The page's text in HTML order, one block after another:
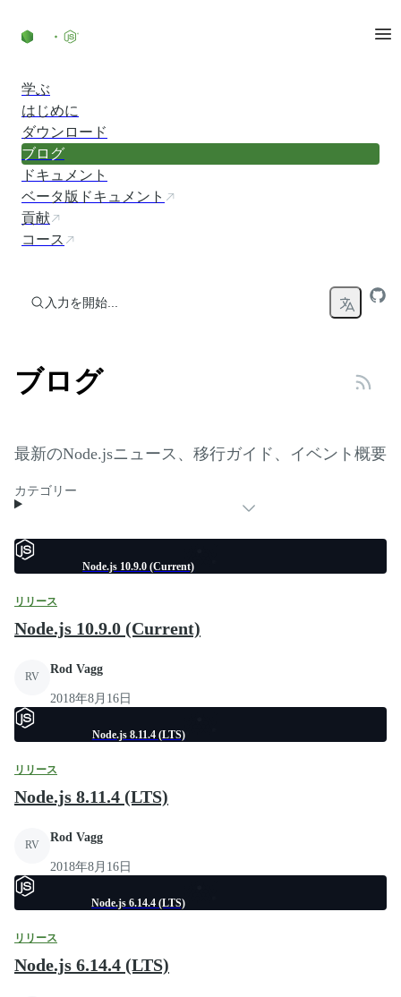
学ぶ
はじめに
ダウンロード
ブログ
ドキュメント
ベータ版ドキュメント
貢献
コース
入力を開始...
ブログ
最新のNode.jsニュース、移行ガイド、イベント概要
カテゴリー
Node.js 10.9.0 (Current)
リリース
Node.js 10.9.0 (Current)
RV
Rod Vagg
2018年8月16日
Node.js 8.11.4 (LTS)
リリース
Node.js 8.11.4 (LTS)
RV
Rod Vagg
2018年8月16日
Node.js 6.14.4 (LTS)
リリース
Node.js 6.14.4 (LTS)